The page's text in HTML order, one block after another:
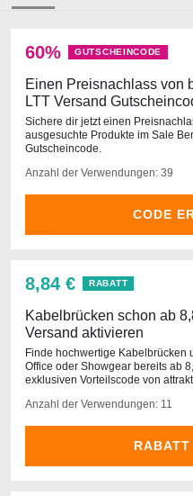
60% GUTSCHEINCODE
Einen Preisnachlass von
LTT Versand
Sichere dir jetzt einen
ausgesuchte Produkte im Sale
Gutscheincode.
Anzahl der Verwendungen: 39
CODE
8,84 € RABATT
Kabelbrücken schon ab
Versand aktivieren
Finde hochwertige Kabelbrücken
Office oder Showgear bereits ab
exklusiven Vorteilscode von
Anzahl der Verwendungen: 11
RABATT